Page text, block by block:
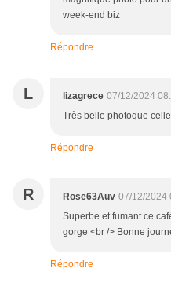
week-end biz
Répondre
L lizagrece 07/12/2024
Très belle photoque
Répondre
R Rose63Auv 07/12/2024
Superbe et fumant ce
gorge <br /> Bonne
Répondre